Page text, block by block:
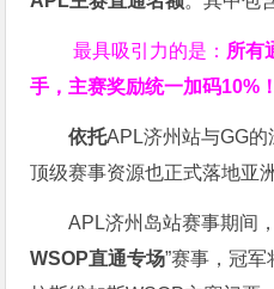
最具吸引力的是： 所有
手，主赛奖励统一加码10% ！
依托APL济州站与GG
顶级赛事资源也正式落地亚
APL济州岛站赛事期间
WSOP直通专场”赛事，冠